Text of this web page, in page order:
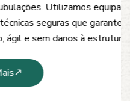
equipamentos
que garantem um
à estrutura.